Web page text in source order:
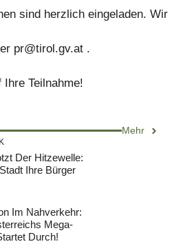
sind herzlich eingeladen. Wir
pr@tirol.gv.at .
Teilnahme!
Mehr
Der Hitzewelle:
Ihre Bürger
Im Nahverkehr:
Mega-
Durch!